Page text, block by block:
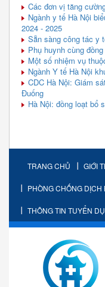
Các đơn vị tăng
Ngành y tế Hà Nội
2024 - 2025
Sẵn sàng công tác y
Phụ huynh cùng
Một số nhiệm vụ
Ngành Y tế Hà Nội
CDC Hà Nội: Giám
Đuống
Hà Nội: đồng loạt bổ
TRANG CHỦ GIỚI
PHÒNG CHỐNG DỊCH
THÔNG TIN TUYỂN